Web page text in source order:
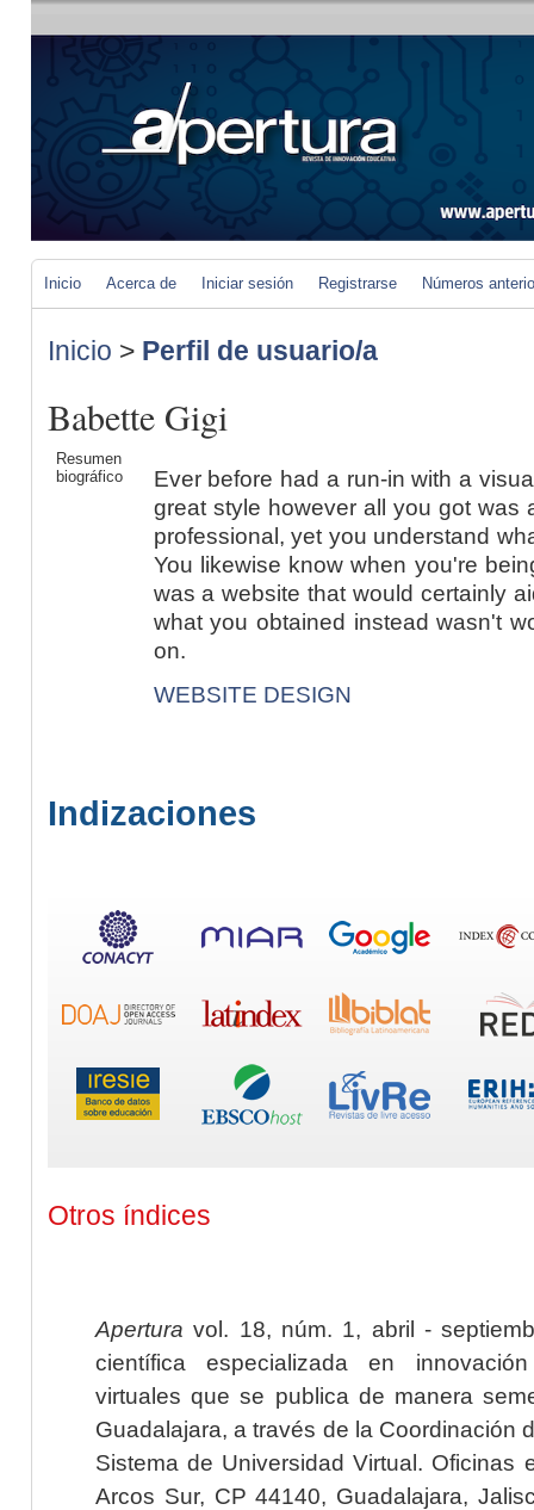
Inicio Acerca de Iniciar sesión Registrarse Números
Inicio > Perfil de usuario/a
Babette Gigi
Resumen
biográfico
Ever before had a run-in with a
great style however all you got was
professional, yet you understand
You likewise know when you're
was a website that would certainly
what you obtained instead wasn't
on.
WEBSITE DESIGN
Indizaciones
Otros índices
Apertura vol. 18, núm. 1, abril -
científica especializada en
virtuales que se publica de manera
Guadalajara, a través de la Coordinación
Sistema de Universidad Virtual. Oficinas
Arcos Sur, CP 44140, Guadalajara,